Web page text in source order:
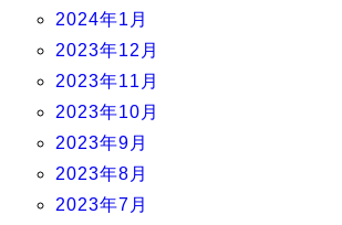
2024年1月
2023年12月
2023年11月
2023年10月
2023年9月
2023年8月
2023年7月